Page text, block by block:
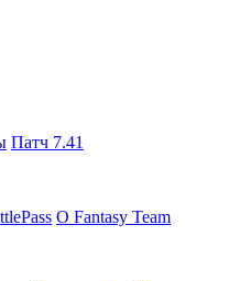
Патч 7.41
О Fantasy Team